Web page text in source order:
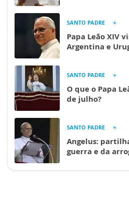
SANTO PADRE
Papa Leão XIV
Argentina e
SANTO PADRE
O que o Papa
de julho?
SANTO PADRE
Angelus:
guerra e da